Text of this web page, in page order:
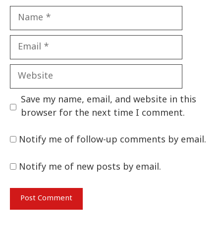
Name
Email
Website
Save my name, email, and website in this
browser for the next time I comment.
Notify me of follow-up comments by email.
Notify me of new posts by email.